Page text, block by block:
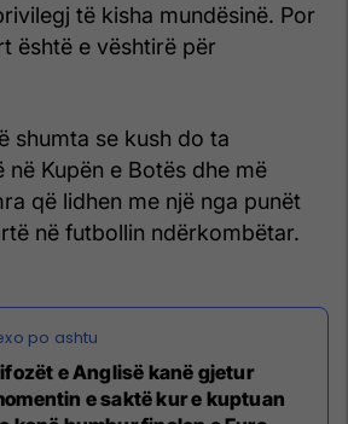
të kisha mundësinë. Por
është e vështirë për
shumta se kush do ta
në Kupën e Botës dhe më
që lidhen me një nga punët
në futbollin ndërkombëtar.
e Anglisë kanë gjetur
e saktë kur e kuptuan